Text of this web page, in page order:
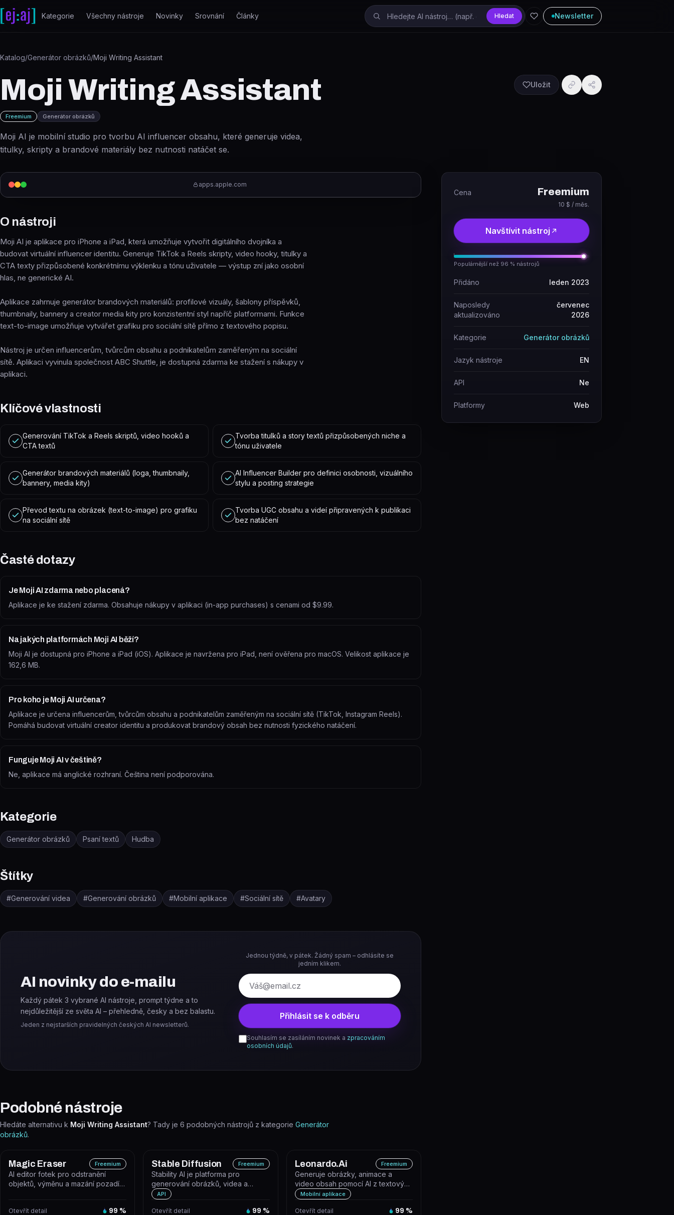
Přeskočit na obsah
Kategorie Všechny nástroje Novinky Srovnání Články Hledat Newsletter
Katalog/Generátor obrázků/Moji Writing Assistant
Moji Writing Assistant
Freemium Generátor obrázků
Moji AI je mobilní studio pro tvorbu AI influencer obsahu, které generuje videa,
titulky, skripty a brandové materiály bez nutnosti natáčet se.
Uložit
apps.apple.com
O nástroji
Moji AI je aplikace pro iPhone a iPad, která umožňuje vytvořit digitálního dvojníka a
budovat virtuální influencer identitu. Generuje TikTok a Reels skripty, video hooky, titulky a
CTA texty přizpůsobené konkrétnímu výklenku a tónu uživatele — výstup zní jako osobní
hlas, ne generické AI.
Aplikace zahrnuje generátor brandových materiálů: profilové vizuály, šablony příspěvků,
thumbnaily, bannery a creator media kity pro konzistentní styl napříč platformami. Funkce
text-to-image umožňuje vytvářet grafiku pro sociální sítě přímo z textového popisu.
Nástroj je určen influencerům, tvůrcům obsahu a podnikatelům zaměřeným na sociální
sítě. Aplikaci vyvinula společnost ABC Shuttle, je dostupná zdarma ke stažení s nákupy v
aplikaci.
Klíčové vlastnosti
Generování TikTok a Reels skriptů, video hooků a
CTA textů
Tvorba titulků a story textů přizpůsobených niche a
tónu uživatele
Generátor brandových materiálů (loga, thumbnaily,
bannery, media kity)
AI Influencer Builder pro definici osobnosti, vizuálního
stylu a posting strategie
Převod textu na obrázek (text-to-image) pro grafiku
na sociální sítě
Tvorba UGC obsahu a videí připravených k publikaci
bez natáčení
Časté dotazy
Je Moji AI zdarma nebo placená?
Aplikace je ke stažení zdarma. Obsahuje nákupy v aplikaci (in-app purchases) s cenami od $9.99.
Na jakých platformách Moji AI běží?
Moji AI je dostupná pro iPhone a iPad (iOS). Aplikace je navržena pro iPad, není ověřena pro macOS. Velikost aplikace je
162,6 MB.
Pro koho je Moji AI určena?
Aplikace je určena influencerům, tvůrcům obsahu a podnikatelům zaměřeným na sociální sítě (TikTok, Instagram Reels).
Pomáhá budovat virtuální creator identitu a produkovat brandový obsah bez nutnosti fyzického natáčení.
Funguje Moji AI v češtině?
Ne, aplikace má anglické rozhraní. Čeština není podporována.
Kategorie
Generátor obrázků Psaní textů Hudba
Štítky
#Generování videa #Generování obrázků #Mobilní aplikace #Sociální sítě #Avatary
AI novinky do e-mailu
Každý pátek 3 vybrané AI nástroje, prompt týdne a to
nejdůležitější ze světa AI – přehledně, česky a bez balastu.
Jeden z nejstarších pravidelných českých AI newsletterů.
Jednou týdně, v pátek. Žádný spam – odhlásíte se
jedním klikem.
E-mail
Přihlásit se k odběru
Souhlasím se zasíláním novinek a zpracováním
osobních údajů.
Podobné nástroje
Hledáte alternativu k Moji Writing Assistant? Tady je 6 podobných nástrojů z kategorie Generátor
obrázků.
Magic Eraser Freemium
AI editor fotek pro odstranění
objektů, výměnu a mazání pozadí a
Otevřít detail 99 %
Stable Diffusion Freemium
Stability AI je platforma pro
generování obrázků, videa a
dalšího obsahu pomocí generativní
API
Otevřít detail 99 %
Leonardo.Ai Freemium
Generuje obrázky, animace a
video obsah pomocí AI z textových
promptů nebo vlastních modelů.
Mobilní aplikace
Otevřít detail 99 %
Cena Freemium
10 $ / měs.
Navštívit nástroj
Populárnější než 96 % nástrojů
Přidáno leden 2023
Naposledy
aktualizováno
červenec
2026
Kategorie Generátor obrázků
Jazyk nástroje EN
API Ne
Platformy Web